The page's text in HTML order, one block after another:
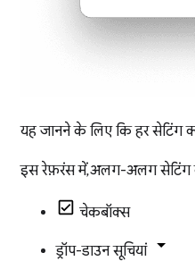
यह जानने के लिए कि हर सेटिंग
इस रेफ़रंस में, अलग-अलग सेटिंग
चेकबॉक्स
ड्रॉप-डाउन सूचियां